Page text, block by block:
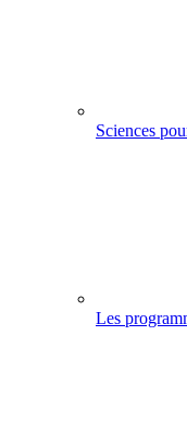
Sciences
Les